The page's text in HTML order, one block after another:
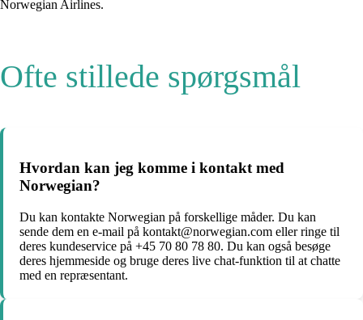
Norwegian Airlines.
Ofte stillede spørgsmål
Hvordan kan jeg komme i kontakt med
Norwegian?
Du kan kontakte Norwegian på forskellige måder. Du kan
sende dem en e-mail på kontakt@norwegian.com eller ringe til
deres kundeservice på +45 70 80 78 80. Du kan også besøge
deres hjemmeside og bruge deres live chat-funktion til at chatte
med en repræsentant.